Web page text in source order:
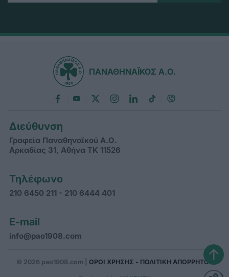
ΠΑΝΑΘΗΝΑΪΚΟΣ Α.Ο.
Διεύθυνση
Γραφεία Παναθηναϊκού Α.Ο.
Αρκαδίας 31, Αθήνα ΤΚ 11526
Τηλέφωνο
210 6450 211 - 210 6444 401
E-mail
info@pao1908.com
© 2026 pao1908.com | ΟΡΟΙ ΧΡΗΣΗΣ - ΠΟΛΙΤΙΚΗ ΑΠΟΡΡΗΤΟΥ↑